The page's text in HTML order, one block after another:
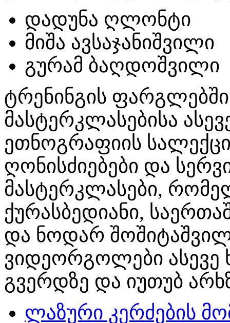
დადუნა ღლონტი
მიშა ავსაჯანიშვილი
გურამ ბაღდოშვილი
ტრენინგის
მასტერკლასებისა
ეთნოგრაფიის
ღონისძიებები და
მასტერკლასები,
ქურასბედიანი,
და ნოდარ
ვიდეორგოლები ასევე
გვერდზე და იუთუბ
ლაზური კერძების